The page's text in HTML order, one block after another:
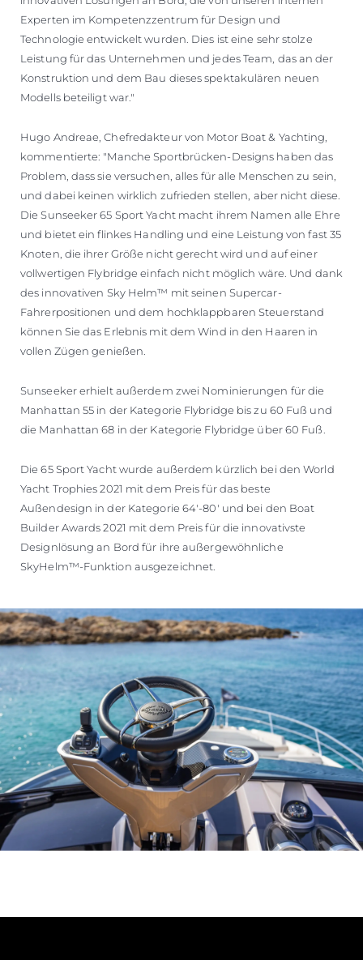
Experten im Kompetenzzentrum für Design und
Technologie entwickelt wurden. Dies ist eine sehr stolze
Leistung für das Unternehmen und jedes Team, das an der
Konstruktion und dem Bau dieses spektakulären neuen
Modells beteiligt war."
Hugo Andreae, Chefredakteur von Motor Boat & Yachting,
kommentierte: "Manche Sportbrücken-Designs haben das
Problem, dass sie versuchen, alles für alle Menschen zu sein,
und dabei keinen wirklich zufrieden stellen, aber nicht diese.
Die Sunseeker 65 Sport Yacht macht ihrem Namen alle Ehre
und bietet ein flinkes Handling und eine Leistung von fast 35
Knoten, die ihrer Größe nicht gerecht wird und auf einer
vollwertigen Flybridge einfach nicht möglich wäre. Und dank
des innovativen Sky Helm™ mit seinen Supercar-
Fahrerpositionen und dem hochklappbaren Steuerstand
können Sie das Erlebnis mit dem Wind in den Haaren in
vollen Zügen genießen.
Sunseeker erhielt außerdem zwei Nominierungen für die
Manhattan 55 in der Kategorie Flybridge bis zu 60 Fuß und
die Manhattan 68 in der Kategorie Flybridge über 60 Fuß.
Die 65 Sport Yacht wurde außerdem kürzlich bei den World
Yacht Trophies 2021 mit dem Preis für das beste
Außendesign in der Kategorie 64'-80' und bei den Boat
Builder Awards 2021 mit dem Preis für die innovativste
Designlösung an Bord für ihre außergewöhnliche
SkyHelm™-Funktion ausgezeichnet.